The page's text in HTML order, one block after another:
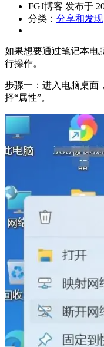
FGJ博客 发布于
分类： 分享和发现
如果想要通过笔记本电
行操作。
步骤一：进入电脑桌面
择“属性”。